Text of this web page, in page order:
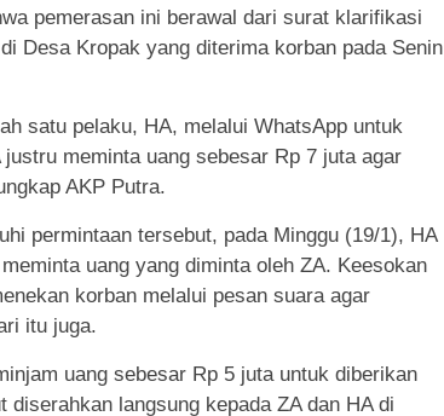
pemerasan ini berawal dari surat klarifikasi
Desa Kropak yang diterima korban pada Senin
satu pelaku, HA, melalui WhatsApp untuk
meminta uang sebesar Rp 7 juta agar
AKP Putra.
permintaan tersebut, pada Minggu (19/1), HA
uang yang diminta oleh ZA. Keesokan
korban melalui pesan suara agar
itu juga.
uang sebesar Rp 5 juta untuk diberikan
langsung kepada ZA dan HA di